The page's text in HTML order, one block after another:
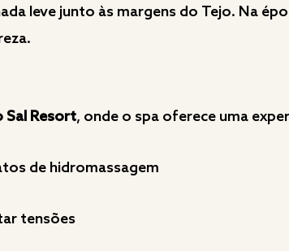
leve junto às margens do Tejo. Na
Sal Resort, onde o spa oferece uma
de hidromassagem
tensões